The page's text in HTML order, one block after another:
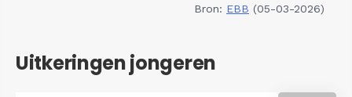
Bron: EBB (05-03-2026)
Uitkeringen jongeren